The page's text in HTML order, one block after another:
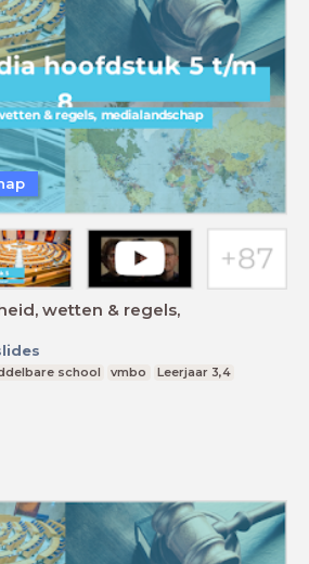
wetten & regels,
school vmbo Leerjaar 3,4